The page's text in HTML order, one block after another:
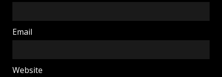
Email
Website